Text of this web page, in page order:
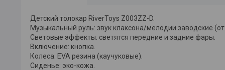
Детский толокар RiverToys Z003ZZ-D.
Музыкальный руль: звук клаксона/мелодии заводские
Световые эффекты: светятся передние и задние фары.
Включение: кнопка.
Колеса: EVA резина (каучуковые).
Сиденье: эко-кожа.